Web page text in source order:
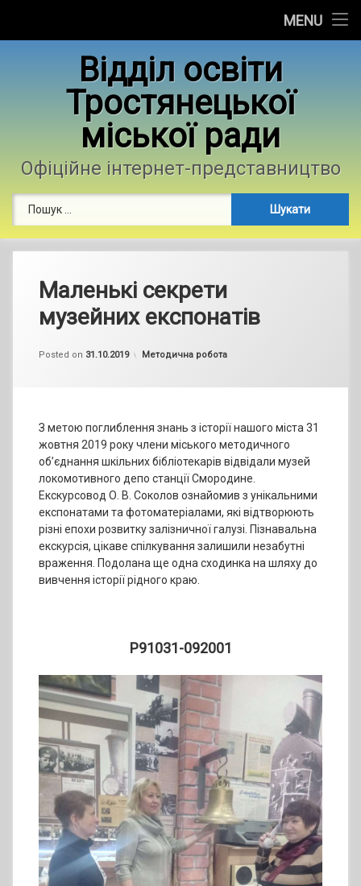
MENU
Контакти
Фотогалерея
Відділ освіти
Тростянецької
міської ради
Офіційне інтернет-представництво
Маленькі секрети
музейних експонатів
Posted on 31.10.2019
by
Categories:
Методична робота
З метою поглиблення знань з історії нашого міста 31
жовтня 2019 року члени міського методичного
об’єднання шкільних бібліотекарів відвідали музей
локомотивного депо станції Смородине.
Екскурсовод О. В. Соколов ознайомив з унікальними
експонатами та фотоматеріалами, які відтворюють
різні епохи розвитку залізничної галузі. Пізнавальна
екскурсія, цікаве спілкування залишили незабутні
враження. Подолана ще одна сходинка на шляху до
вивчення історії рідного краю.
P91031-092001